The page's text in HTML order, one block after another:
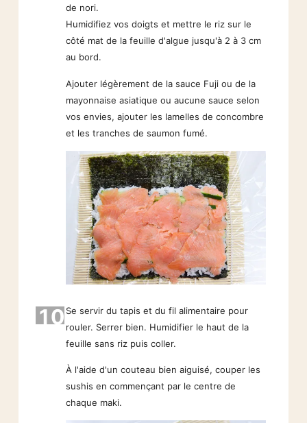
de nori.
Humidifiez vos doigts et mettre le riz sur le
côté mat de la feuille d'algue jusqu'à 2 à 3 cm
au bord.
Ajouter légèrement de la sauce Fuji ou de la
mayonnaise asiatique ou aucune sauce selon
vos envies, ajouter les lamelles de concombre
et les tranches de saumon fumé.
10 Se servir du tapis et du fil alimentaire pour
rouler. Serrer bien. Humidifier le haut de la
feuille sans riz puis coller.
À l'aide d'un couteau bien aiguisé, couper les
sushis en commençant par le centre de
chaque maki.